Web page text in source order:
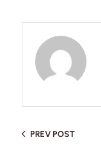
PREV POST